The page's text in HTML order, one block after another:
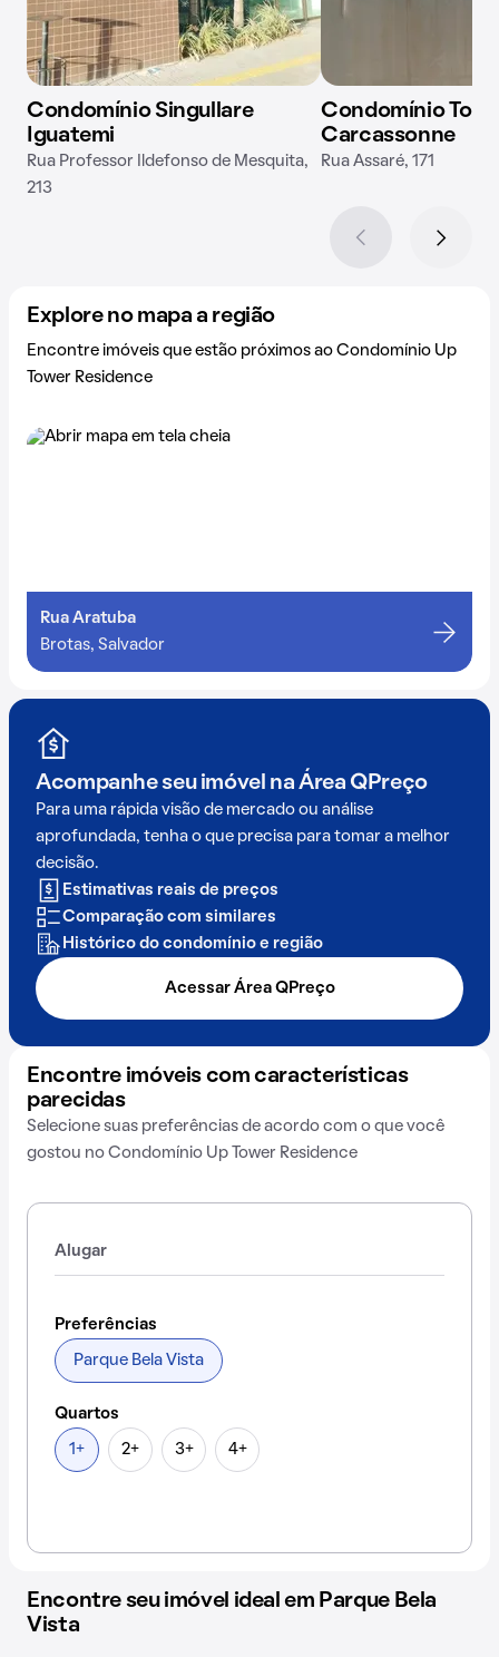
Condomínio Singullare
Iguatemi
Rua Professor Ildefonso de Mesquita,
213
Condomínio Torre
Carcassonne
Rua Assaré, 171
Explore no mapa a região
Encontre imóveis que estão próximos ao Condomínio Up
Tower Residence
Rua Aratuba
Brotas, Salvador
Acompanhe seu imóvel na Área QPreço
Para uma rápida visão de mercado ou análise
aprofundada, tenha o que precisa para tomar a melhor
decisão.
Estimativas reais de preços
Comparação com similares
Histórico do condomínio e região
Acessar Área QPreço
Encontre imóveis com características
parecidas
Selecione suas preferências de acordo com o que você
gostou no Condomínio Up Tower Residence
Alugar
Preferências
Parque Bela Vista
Quartos
1+ 2+ 3+ 4+
Encontre seu imóvel ideal em Parque Bela
Vista